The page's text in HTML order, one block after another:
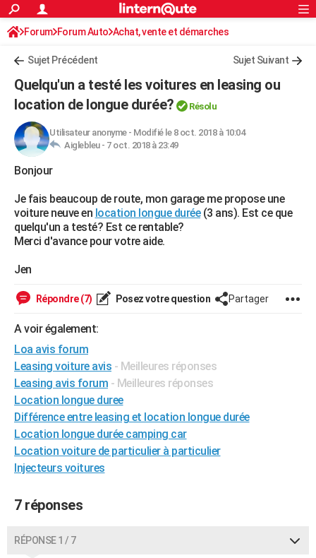
ACTUALITÉS
Politique
Société
Faits Divers
Education
Monde
Villes
+
Programme TV
TNTStreaming
Cinéma
Sorties cinéma
Musique
+FINANCE
Retraite
Impôts
Epargne
Immobilier
Risques naturels par ville
Banque
Assurance
Crédit
AUTO
Essais
Réserver un essai
Citadines
Berlines
SUV
Forum auto
HIGH-TECH
Forum
Aménagement intérieur
Extérieur
Cuisine
Salle de bains
Jardinage
Rangement
WEEK-END
Guides de France
Escapades
Patrimoine
Expositions
Musées
Week-end nature
+LIFESTYLE
Art de vivre
Bien-être
Loisirs
Mode
Modes de vie
SANTE
Alimentation
Guide de la santé
Maladies
Médicaments
Sommeil
VOYAGE
Destinations
City break
Voyage nature
Voyage de noces
Forum
Climat
+PHOTO
GUIDES D'ACHAT
BONS PLANS
CARTE DE VOEUX
Carte de Noël
Carte Bonne année
Carte Saint-Valentin
Carte Pâques
Carte d'anniversaire
DICTIONNAIRE
Dictionnaire
Biographies
Citations
Expressions
Proverbes
PROGRAMME TV
COPAINS D'AVANT
AVIS DE DÉCÈS
S'inscrire
Connexion
Forum Forum Auto Achat, vente et démarches
Sujet Précédent Sujet Suivant
Quelqu'un a testé les voitures en leasing ou
location de longue durée?
Résolu
Utilisateur anonyme- Modifié le 8 oct. 2018 à 10:04
Aiglebleu - 7 oct. 2018 à 23:49
Bonjour
Je fais beaucoup de route, mon garage me propose une
voiture neuve en location longue durée(3 ans). Est ce que
quelqu'un a testé? Est ce rentable?
Merci d'avance pour votre aide.
Jen
Répondre (7) Posez votre question Partager
A voir également:
Loa avis forum
Leasing voiture avis - Meilleures réponses
Leasing avis forum - Meilleures réponses
Location longue duree
Différence entre leasing et location longue durée
Location longue durée camping car
Location voiture de particulier à particulier
Injecteurs voitures
7 réponses
RÉPONSE 1 / 7